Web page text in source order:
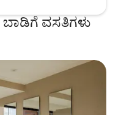
ವಸತಿಗಳು